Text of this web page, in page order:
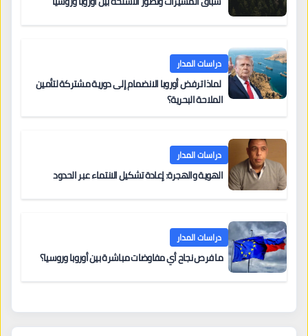
دراسات المدار
لماذا ترفض أوروبا الانضمام إلى دورية مشتركة لتأمين
الملاحة البحرية؟
دراسات المدار
الهوية والهجرة: إعادة تشكيل الانتماء عبر الحدود
دراسات المدار
ما فرص نجاح أي مفاوضات مباشرة بين أوروبا وروسيا؟